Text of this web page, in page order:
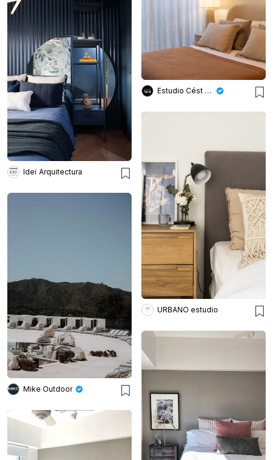
Estudio Cést Moi
Ideï Arquitectura
URBANO estudio
Mike Outdoor